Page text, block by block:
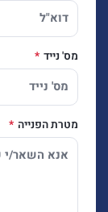
מס' נייד
מטרת הפנייה